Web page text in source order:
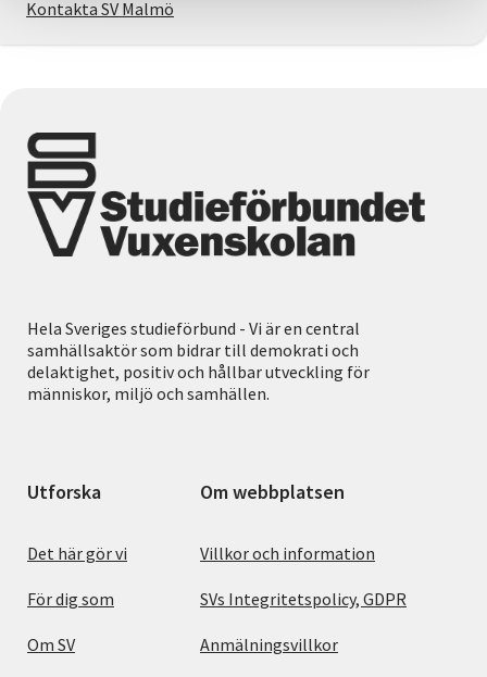
Kontakta SV Malmö
Hela Sveriges studieförbund - Vi är en central
samhällsaktör som bidrar till demokrati och
delaktighet, positiv och hållbar utveckling för
människor, miljö och samhällen.
Utforska
Det här gör vi
För dig som
Om SV
Om webbplatsen
Villkor och information
SVs Integritetspolicy, GDPR
Anmälningsvillkor